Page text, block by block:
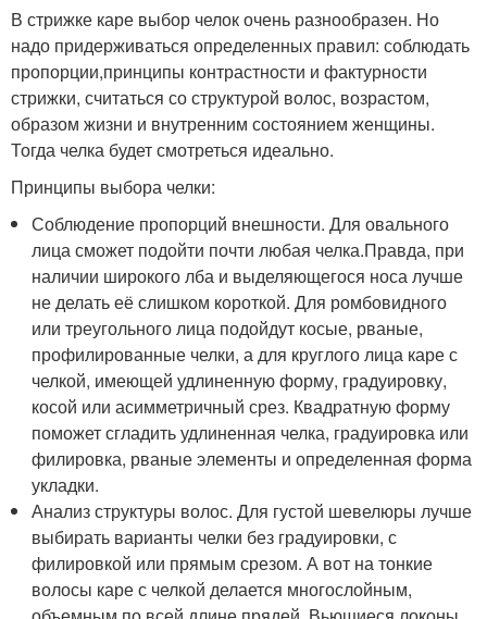
В стрижке каре выбор челок очень разнообразен. Но
надо придерживаться определенных правил: соблюдать
пропорции,принципы контрастности и фактурности
стрижки, считаться со структурой волос, возрастом,
образом жизни и внутренним состоянием женщины.
Тогда челка будет смотреться идеально.
Принципы выбора челки:
Соблюдение пропорций внешности. Для овального
лица сможет подойти почти любая челка.Правда, при
наличии широкого лба и выделяющегося носа лучше
не делать её слишком короткой. Для ромбовидного
или треугольного лица подойдут косые, рваные,
профилированные челки, а для круглого лица каре с
челкой, имеющей удлиненную форму, градуировку,
косой или асимметричный срез. Квадратную форму
поможет сгладить удлиненная челка, градуировка или
филировка, рваные элементы и определенная форма
укладки.
Анализ структуры волос. Для густой шевелюры лучше
выбирать варианты челки без градуировки, с
филировкой или прямым срезом. А вот на тонкие
волосы каре с челкой делается многослойным,